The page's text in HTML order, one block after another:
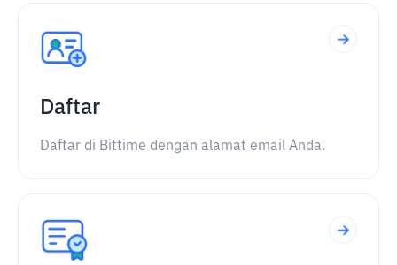
Daftar
Daftar di Bittime dengan alamat email Anda.